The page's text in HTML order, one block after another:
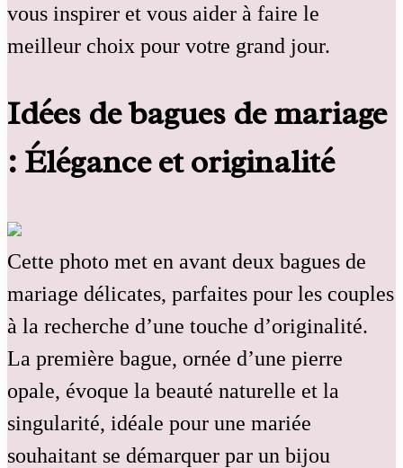
vous inspirer et vous aider à faire le
meilleur choix pour votre grand jour.
Idées de bagues de mariage
: Élégance et originalité
Cette photo met en avant deux bagues de
mariage délicates, parfaites pour les couples
à la recherche d’une touche d’originalité.
La première bague, ornée d’une pierre
opale, évoque la beauté naturelle et la
singularité, idéale pour une mariée
souhaitant se démarquer par un bijou